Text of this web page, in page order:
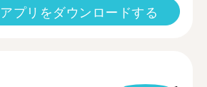
アプリをダウンロードする